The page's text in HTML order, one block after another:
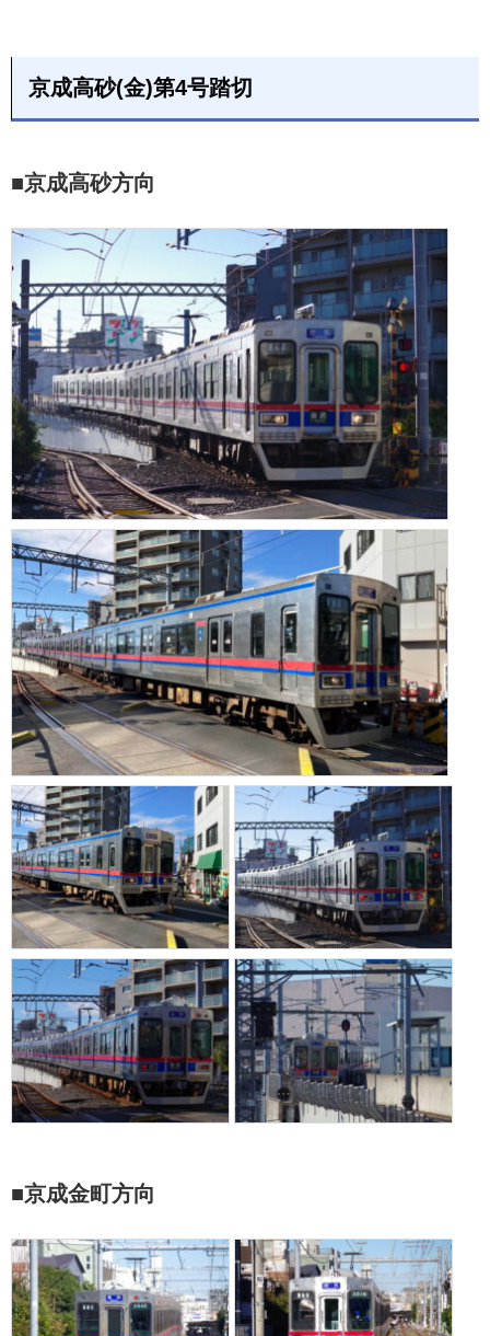
京成高砂(金)第4号踏切
■京成高砂方向
■京成金町方向